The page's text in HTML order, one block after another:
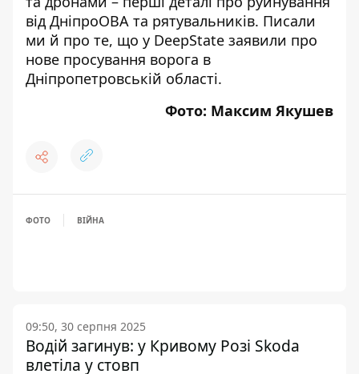
від ДніпроОВА та рятувальників. Писали
ми й про те, що у DeepState заявили про
нове просування ворога в
Дніпропетровській області.
Фото: Максим Якушев
ФОТО ВІЙНА
09:50, 30 серпня 2025
Водій загинув: у Кривому Розі Skoda
влетіла у стовп